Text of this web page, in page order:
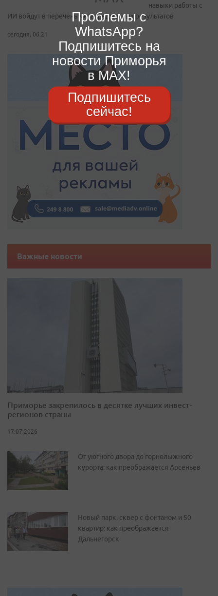
навыки работы с
ИИ войдут в перечень метапредметных результатов
сегодня, 06:21
Важные новости
Приморье закрепилось в десятке лучших инвест-
регионов страны
17.07.2026
От уютного двора до горнолыжного
курорта: как преображается Арсеньев
Новый парк, сквер с фонтаном и 50
квартир: как преображается
Дальнегорск
Проблемы с
WhatsApp?
Подпишитесь на
новости Приморья
в MAX!
Подпишитесь
сейчас!